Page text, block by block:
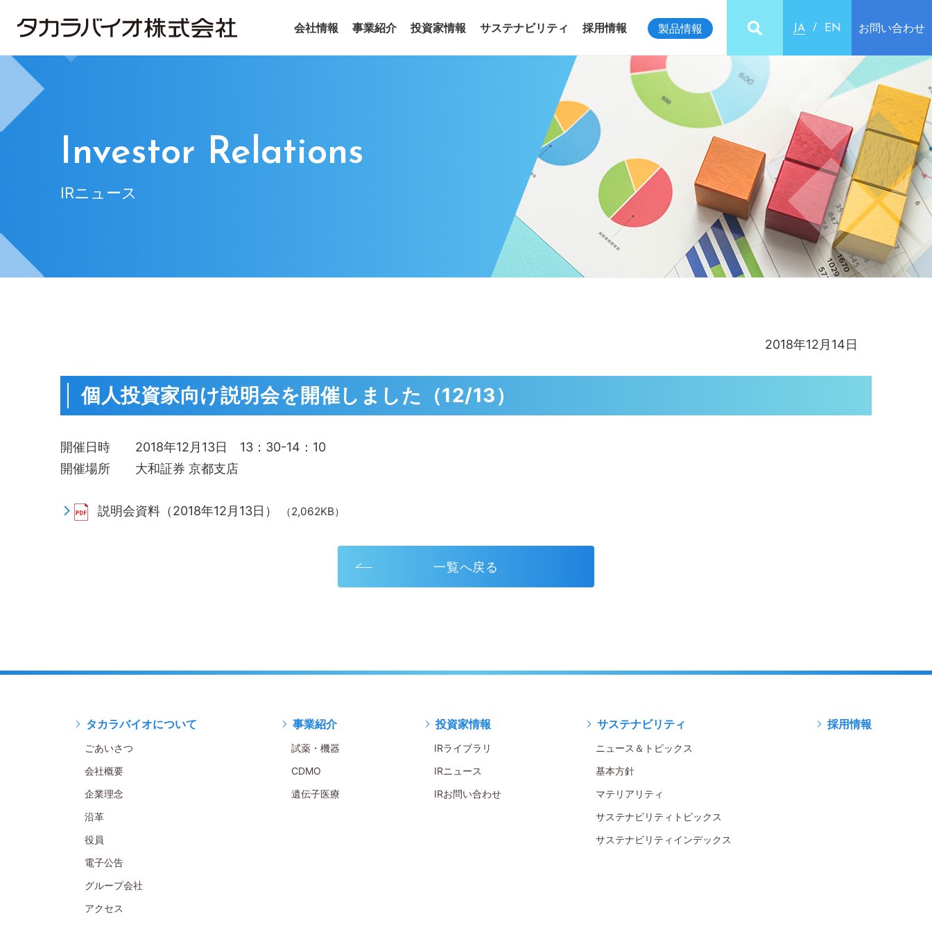
Investor Relations
IRニュース
2018年12月14日
個人投資家向け説明会を開催しました（12/13）
開催日時 2018年12月13日 13：30-14：10
開催場所 大和証券 京都支店
説明会資料（2018年12月13日） （2,062KB）
一覧へ戻る
タカラバイオについて
ごあいさつ
会社概要
企業理念
沿革
役員
電子公告
グループ会社
アクセス
事業紹介
試薬・機器
CDMO
遺伝子医療
投資家情報
IRライブラリ
IRニュース
IRお問い合わせ
サステナビリティ
ニュース＆トピックス
基本方針
マテリアリティ
サステナビリティトピックス
サステナビリティインデックス
採用情報
製品情報 JA EN お問い合わせ
会社概要 グループ会社
会社情報
CDMO 遺伝子医療
事業紹介
IRお問い合わせ
投資家情報
ニュース＆トピックス 基本方針 マテリアリティ サステナビリティインデックス
サステナビリティ 採用情報